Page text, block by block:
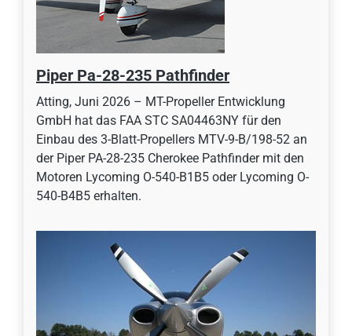
Piper Pa-28-235 Pathfinder
Atting, Juni 2026 – MT-Propeller Entwicklung
GmbH hat das FAA STC SA04463NY für den
Einbau des 3-Blatt-Propellers MTV-9-B/198-52 an
der Piper PA-28-235 Cherokee Pathfinder mit den
Motoren Lycoming O-540-B1B5 oder Lycoming O-
540-B4B5 erhalten.